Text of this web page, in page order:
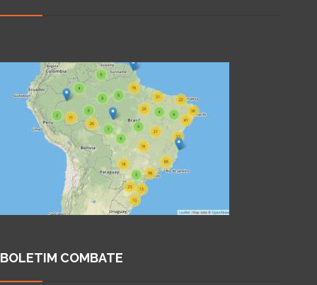
BOLETIM COMBATE